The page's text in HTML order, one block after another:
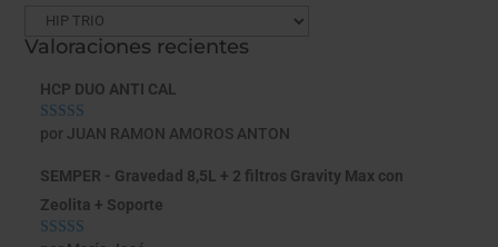
Valoraciones recientes
HCP DUO ANTI CAL
Valorado con
por JUAN RAMON AMOROS ANTON
SEMPER - Gravedad 8,5L + 2 filtros Gravity Max con
Zeolita + Soporte